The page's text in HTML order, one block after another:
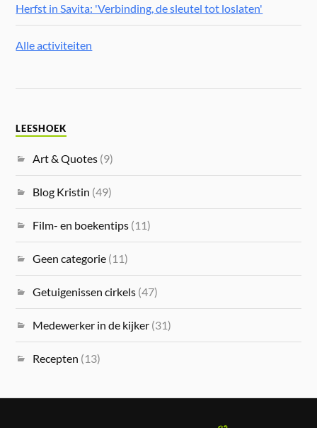
Herfst in Savita: 'Verbinding, de sleutel tot loslaten'
Alle activiteiten
LEESHOEK
Art & Quotes (9)
Blog Kristin (49)
Film- en boekentips (11)
Geen categorie (11)
Getuigenissen cirkels (47)
Medewerker in de kijker (31)
Recepten (13)